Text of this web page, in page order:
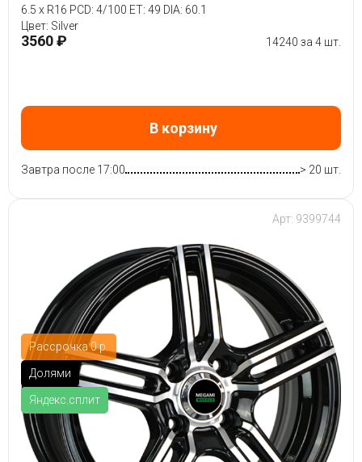
6.5 x R16 PCD: 4/100 ET: 49 DIA: 60.1
Цвет: Silver
3560 ₽ 14240 за 4 шт.
В корзину
Завтра после 17:00 > 20 шт.
Рассрочка 0 р.
Долями
Яндекс.сплит
Арт: 9399744